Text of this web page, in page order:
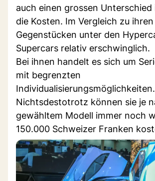
auch einen grossen Unterschied
die Kosten. Im Vergleich zu ihren
Gegenstücken unter den
Supercars relativ erschwinglich.
Bei ihnen handelt es sich um
mit begrenzten
Individualisierungsmöglichkeiten.
Nichtsdestotrotz können sie je
gewähltem Modell immer noch
150.000 Schweizer Franken